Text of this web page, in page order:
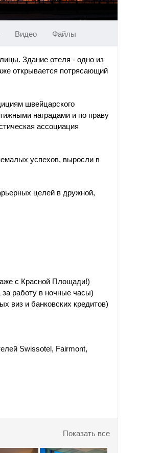
Видео Файлы
Здание отеля - одно из
открывается потрясающий
швейцарского
наградами и по праву
ассоциация
успехов, выросли в
целей в дружной,
с Красной Площади!)
работу в ночные часы)
виз и банковских кредитов)
Swissotel, Fairmont,
Показать все